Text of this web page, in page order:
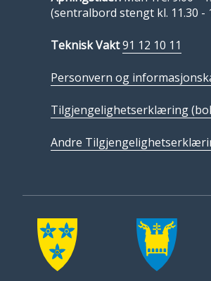
(sentralbord stengt kl. 11.30 -
Teknisk Vakt91 12 10 11
Personvern og
Tilgjengelighetserklæring
Andre